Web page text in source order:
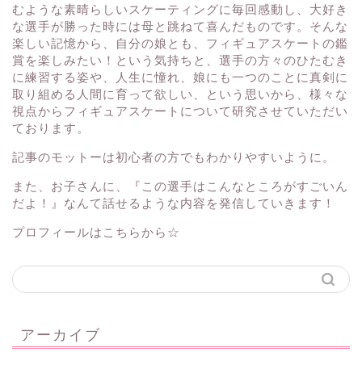
むような素晴らしいスケーティングに毎回感動し、大好き
な選手が勝った時には母と跳ねて喜んだものです。そんな
楽しい記憶から、自分の娘とも、フィギュアスケートの鑑
賞を楽しみたい！という気持ちと、選手の方々のひたむき
に練習する姿や、人生に憧れ、娘にも一つのことに真剣に
取り組める人間に育って欲しい、という思いから、様々な
視点からフィギュアスケートについて研究させていただい
ております。
記事のモットーは初心者の方でもわかりやすいように。
また、お子さんに、『この選手はこんなところがすごいん
だよ！』なんて話せるような内容を発信していきます！
プロフィールはこちらから☆
アーカイブ